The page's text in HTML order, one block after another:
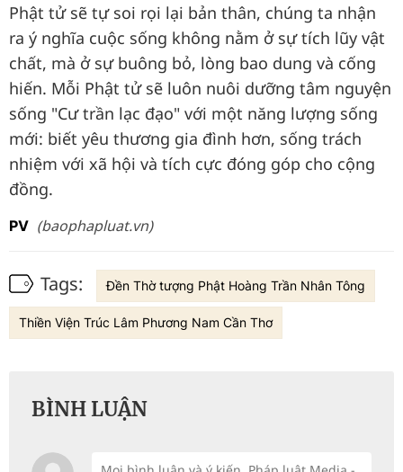
Phật tử sẽ tự soi rọi lại bản thân, chúng ta nhận
ra ý nghĩa cuộc sống không nằm ở sự tích lũy vật
chất, mà ở sự buông bỏ, lòng bao dung và cống
hiến. Mỗi Phật tử sẽ luôn nuôi dưỡng tâm nguyện
sống "Cư trần lạc đạo" với một năng lượng sống
mới: biết yêu thương gia đình hơn, sống trách
nhiệm với xã hội và tích cực đóng góp cho cộng
đồng.
PV (baophapluat.vn)
Tags: Đền Thờ tượng Phật Hoàng Trần Nhân Tông
Thiền Viện Trúc Lâm Phương Nam Cần Thơ
BÌNH LUẬN